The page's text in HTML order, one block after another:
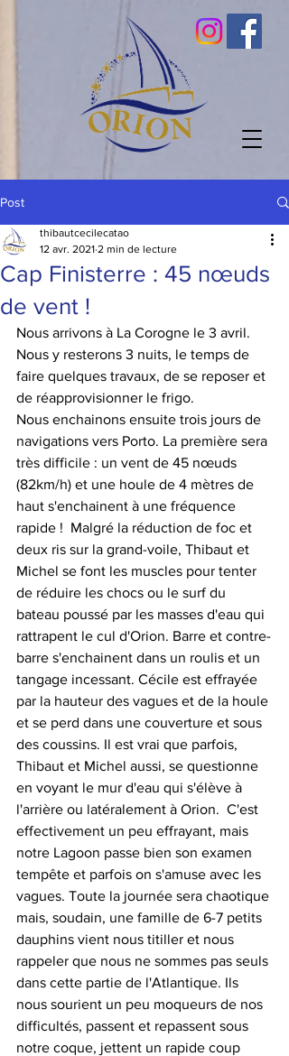
Post
Cap Finisterre : 45 nœuds
de vent !
thibautcecilecatao
12 avr. 2021 2 min de lecture
Nous arrivons à La Corogne le 3 avril.
Nous y resterons 3 nuits, le temps de
faire quelques travaux, de se reposer et
de réapprovisionner le frigo.
Nous enchainons ensuite trois jours de
navigations vers Porto. La première sera
très difficile : un vent de 45 nœuds
(82km/h) et une houle de 4 mètres de
haut s'enchainent à une fréquence
rapide !  Malgré la réduction de foc et
deux ris sur la grand-voile, Thibaut et
Michel se font les muscles pour tenter
de réduire les chocs ou le surf du
bateau poussé par les masses d'eau qui
rattrapent le cul d'Orion. Barre et contre-
barre s'enchainent dans un roulis et un
tangage incessant. Cécile est effrayée
par la hauteur des vagues et de la houle
et se perd dans une couverture et sous
des coussins. Il est vrai que parfois,
Thibaut et Michel aussi, se questionne
en voyant le mur d'eau qui s'élève à
l'arrière ou latéralement à Orion.  C'est
effectivement un peu effrayant, mais
notre Lagoon passe bien son examen
tempête et parfois on s'amuse avec les
vagues. Toute la journée sera chaotique
mais, soudain, une famille de 6-7 petits
dauphins vient nous titiller et nous
rappeler que nous ne sommes pas seuls
dans cette partie de l'Atlantique. Ils
nous sourient un peu moqueurs de nos
difficultés, passent et repassent sous
notre coque, jettent un rapide coup